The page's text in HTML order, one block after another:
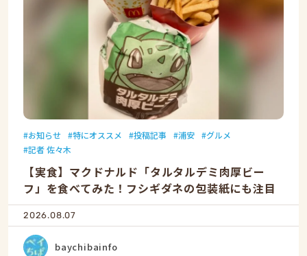
お知らせ 特にオススメ 投稿記事 浦安
グルメ
記者 佐々木
【実食】マクドナルド「タルタルデミ肉厚ビー
フ」を食べてみた！フシギダネの包装紙にも注目
2026.08.07
baychibainfo